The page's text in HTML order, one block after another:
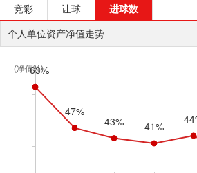
竞彩 让球 进球数
个人单位资产净值走势
(净值%)